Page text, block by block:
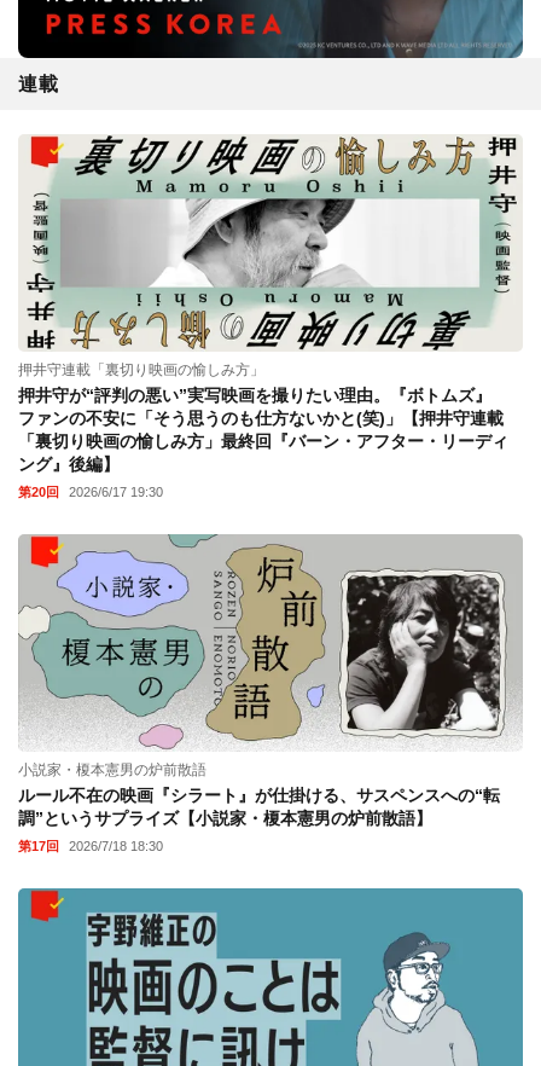
連載
押井守連載「裏切り映画の愉しみ方」
押井守が“評判の悪い”実写映画を撮りたい理由。『ボトムズ』
ファンの不安に「そう思うのも仕方ないかと(笑)」【押井守連載
「裏切り映画の愉しみ方」最終回『バーン・アフター・リーディ
ング』後編】
第20回 2026/6/17 19:30
小説家・榎本憲男の炉前散語
ルール不在の映画『シラート』が仕掛ける、サスペンスへの“転
調”というサプライズ【小説家・榎本憲男の炉前散語】
第17回 2026/7/18 18:30